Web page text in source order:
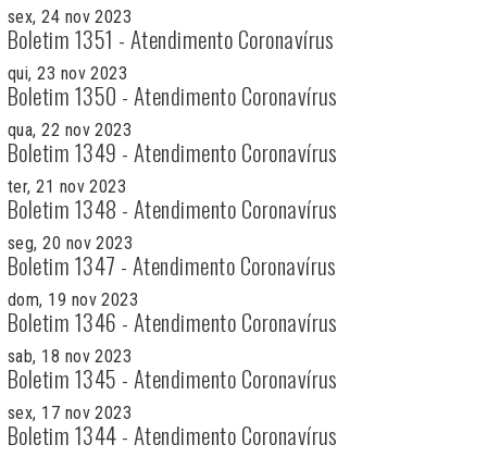
sex, 24 nov 2023
Boletim 1351 - Atendimento Coronavírus
qui, 23 nov 2023
Boletim 1350 - Atendimento Coronavírus
qua, 22 nov 2023
Boletim 1349 - Atendimento Coronavírus
ter, 21 nov 2023
Boletim 1348 - Atendimento Coronavírus
seg, 20 nov 2023
Boletim 1347 - Atendimento Coronavírus
dom, 19 nov 2023
Boletim 1346 - Atendimento Coronavírus
sab, 18 nov 2023
Boletim 1345 - Atendimento Coronavírus
sex, 17 nov 2023
Boletim 1344 - Atendimento Coronavírus